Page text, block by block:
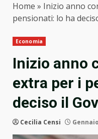
Home » Inizio anno
pensionati: lo ha
Economia
Inizio anno
extra per i
deciso il
Cecilia Censi